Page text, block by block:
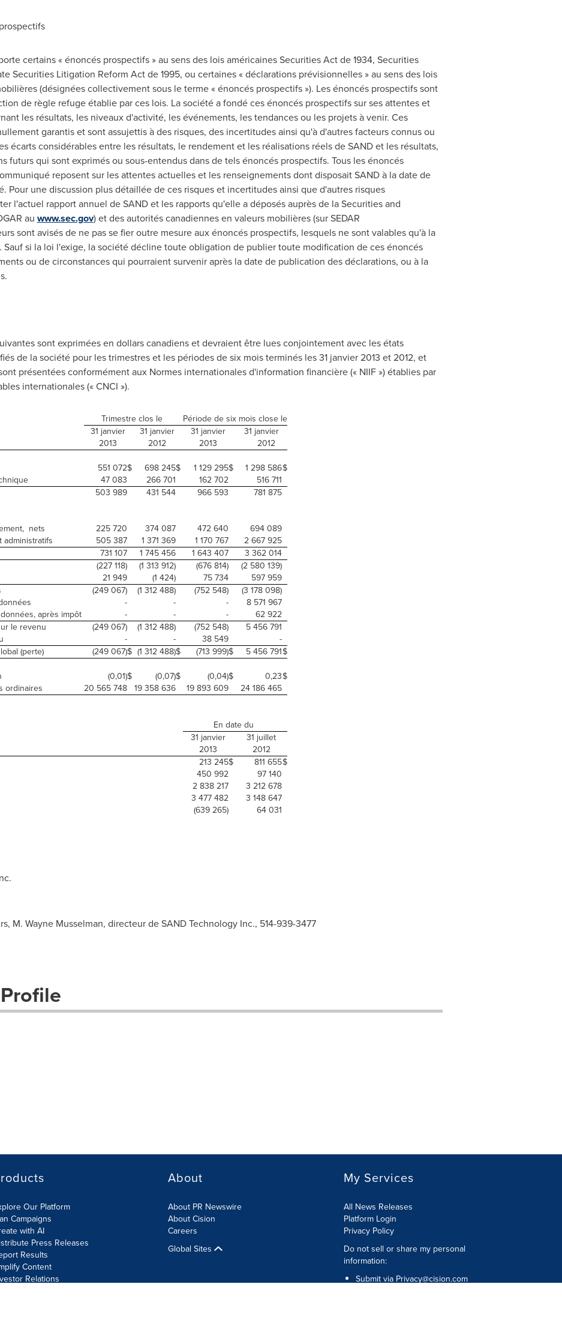
certains « énoncés prospectifs » au sens des lois américaines Securities Act de 1934, Securities
Securities Litigation Reform Act de 1995, ou certaines « déclarations prévisionnelles » au sens des lois
(désignées collectivement sous le terme « énoncés prospectifs »). Les énoncés prospectifs sont
de règle refuge établie par ces lois. La société a fondé ces énoncés prospectifs sur ses attentes et
les résultats, les niveaux d'activité, les événements, les tendances ou les projets à venir. Ces
garantis et sont assujettis à des risques, des incertitudes ainsi qu'à d'autres facteurs connus ou
écarts considérables entre les résultats, le rendement et les réalisations réels de SAND et les résultats,
futurs qui sont exprimés ou sous-entendus dans de tels énoncés prospectifs. Tous les énoncés
reposent sur les attentes actuelles et les renseignements dont disposait SAND à la date de
Pour une discussion plus détaillée de ces risques et incertitudes ainsi que d'autres risques
l'actuel rapport annuel de SAND et les rapports qu'elle a déposés auprès de la Securities and
au www.sec.gov) et des autorités canadiennes en valeurs mobilières (sur SEDAR
sont avisés de ne pas se fier outre mesure aux énoncés prospectifs, lesquels ne sont valables qu'à la
si la loi l'exige, la société décline toute obligation de publier toute modification de ces énoncés
ou de circonstances qui pourraient survenir après la date de publication des déclarations, ou à la
sont exprimées en dollars canadiens et devraient être lues conjointement avec les états
de la société pour les trimestres et les périodes de six mois terminés les 31 janvier2013 et2012, et
présentées conformément aux Normes internationales d'information financière (« NIIF ») établies par
internationales (« CNCI »).
Trimestre clos le
Période de six mois close le
31 janvier
2013
31 janvier
2012
31 janvier
2013
31 janvier
2012
551 072$ 698 245$ 1 129 295$ 1 298 586$
47 083 266 701 162 702
516 711
503 989 431 544 966 593
781 875
nets
225 720 374 087 472 640
694 089
administratifs
505 387 1 371 369 1 170 767
2 667 925
731 107
1 745 456 1 643 407
3 362 014
(227 118) (1 313 912) (676 814)
(2 580 139)
21 949 (1 424) 75 734
597 959
(249 067) (1 312 488) (752 548)
(3 178 098)
- - -
8 571 967
après impôt
- - -
62 922
le revenu
(249 067) (1 312 488) (752 548)
5 456 791
- - 38 549
-
(perte)
(249 067)$ (1 312 488)$ (713 999)$ 5 456 791$
(0,01)$ (0,07)$ (0,04)$ 0,23$
ordinaires
20 565 748 19 358 636 19 893 609 24 186 465
En date du
31 janvier
31 juillet
2013
2012
213 245$ 811 655$
450 992
97 140
2 838 217
3 212 678
3 477 482
3 148 647
(639 265) 64 031
M. Wayne Musselman, directeur de SAND Technology Inc., 514-939-3477
Our Platform
Campaigns
with AI
Press Releases
Results
Content
Relations
About
About PR Newswire
About Cision
Careers
Global Sites
My Services
All News Releases
Platform Login
Privacy Policy
Do not sell or share my personal
information:
Submit via Privacy@cision.com